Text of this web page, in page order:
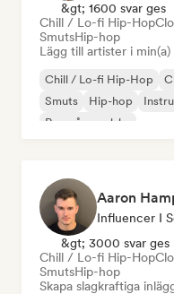
&gt; 1600 svar ges
Chill / Lo-fi Hip-Hop
SmutsHip-hop
Lägg till artister i
Chill / Lo-fi Hip-Hop
Smuts
Hip-hop
Rap på engelska
Aaron
Influencer I
&gt; 3000 svar ges
Chill / Lo-fi Hip-Hop
SmutsHip-hop
Skapa slagkraftiga